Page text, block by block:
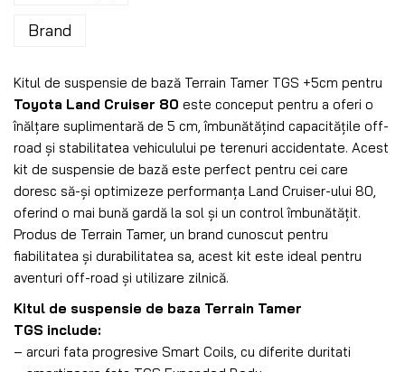
Brand
Kitul de suspensie de bază Terrain Tamer TGS +5cm pentru
Toyota Land Cruiser 80 este conceput pentru a oferi o
înălțare suplimentară de 5 cm, îmbunătățind capacitățile off-
road și stabilitatea vehiculului pe terenuri accidentate. Acest
kit de suspensie de bază este perfect pentru cei care
doresc să-și optimizeze performanța Land Cruiser-ului 80,
oferind o mai bună gardă la sol și un control îmbunătățit.
Produs de Terrain Tamer, un brand cunoscut pentru
fiabilitatea și durabilitatea sa, acest kit este ideal pentru
aventuri off-road și utilizare zilnică.
Kitul de suspensie de baza Terrain Tamer
TGS include:
– arcuri fata progresive Smart Coils, cu diferite duritati